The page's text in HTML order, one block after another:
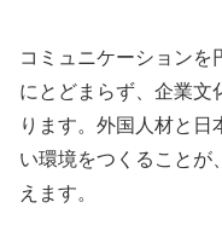
コミュニケーションを
にとどまらず、企業文
ります。外国人材と日
い環境をつくることが
えます。